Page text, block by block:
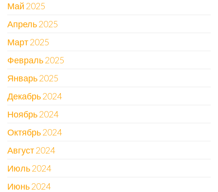
Май 2025
Апрель 2025
Март 2025
Февраль 2025
Январь 2025
Декабрь 2024
Ноябрь 2024
Октябрь 2024
Август 2024
Июль 2024
Июнь 2024